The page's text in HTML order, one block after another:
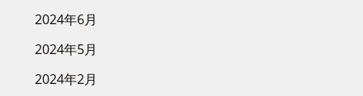
2024年6月
2024年5月
2024年2月